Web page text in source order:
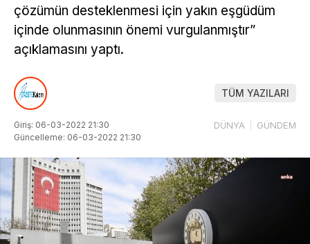
çözümün desteklenmesi için yakın eşgüdüm
içinde olunmasının önemi vurgulanmıştır”
açıklamasını yaptı.
TÜM YAZILARI
Giriş: 06-03-2022 21:30
Güncelleme: 06-03-2022 21:30
DÜNYA GÜNDEM